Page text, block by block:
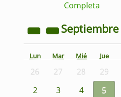
Completa
Septiembre
Lun Mar Mié Jue
26 27 28 29
2
3 4 5